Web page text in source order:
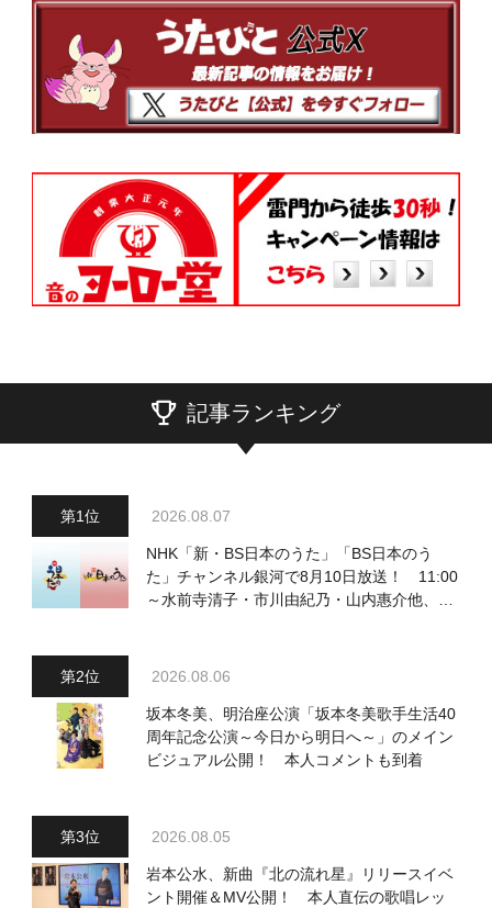
記事ランキング
2026.08.07
NHK「新・BS日本のうた」「BS日本のう
た」チャンネル銀河で8月10日放送！ 11:00
～水前寺清子・市川由紀乃・山内惠介他、
2026.08.06
坂本冬美、明治座公演「坂本冬美歌手生活40
周年記念公演～今日から明日へ～」のメイン
ビジュアル公開！ 本人コメントも到着
2026.08.05
岩本公水、新曲『北の流れ星』リリースイベ
ント開催＆MV公開！ 本人直伝の歌唱レッ